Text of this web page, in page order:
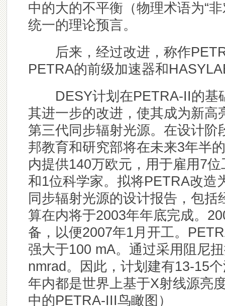
中的大的不平衡（物理术语为“
统一的理论预言。
后来，经过改进，称作
PETRA的前级加速器和
DESY计划在PETRA-II的基
其进一步的改进，使其成为新高
第三代同步辐射光源。在设计阶
邦教育和研究部将在未来3年半
内提供140万欧元，用于雇用7位
和1位科学家。拟将PETRA改造
同步辐射光源的设计报告，包括
算在内将于2003年年底完成。
备，以便2007年1月开工。
强大于100 mA。通过采用阻尼
nmrad。因此，计划建有13-15
年内都是世界上基于X射线源亮
中的PETRA-III鸟瞰图）